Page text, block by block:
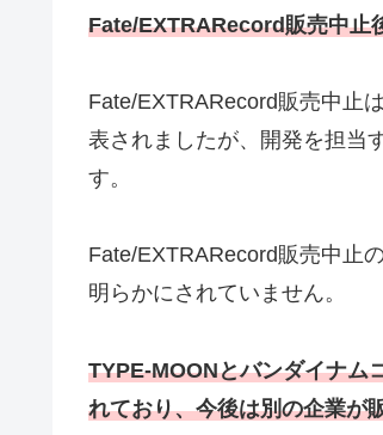
Fate/EXTRARecord販売中止
Fate/EXTRARecord販売中止
表されましたが、開発を担当
す。
Fate/EXTRARecord販売中止
明らかにされていません。
TYPE-MOONとバンダイナム
れており、今後は別の企業が